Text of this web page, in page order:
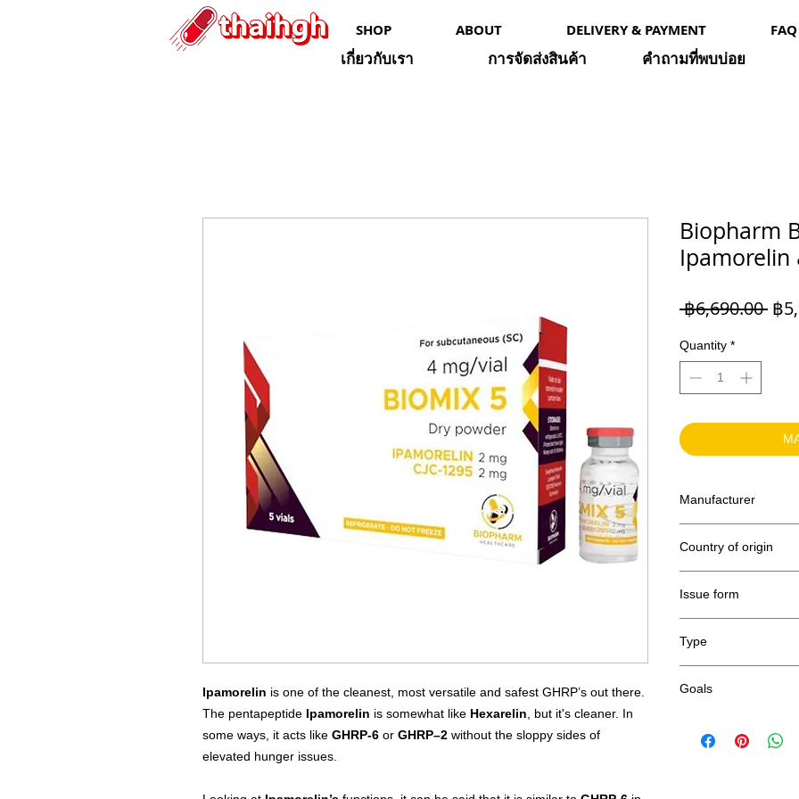
SHOP ABOUT DELIVERY & PAYMENT FAQ
เกี่ยวกับเรา การจัดส่งสินค้า คำถามที่พบบ่อย
Ipamorelin is one of the cleanest, most versatile and safest GHRP’s out there.
The pentapeptide Ipamorelin is somewhat like Hexarelin, but it's cleaner. In
some ways, it acts like GHRP-6 or GHRP–2 without the sloppy sides of
elevated hunger issues.
Biopharm
Ipamorelin
฿6,690.00 ฿
Quantity *
Manufacturer
Country of origin
Issue form
2mg CJC-1295)
Type
Goals
Stimulate body weight